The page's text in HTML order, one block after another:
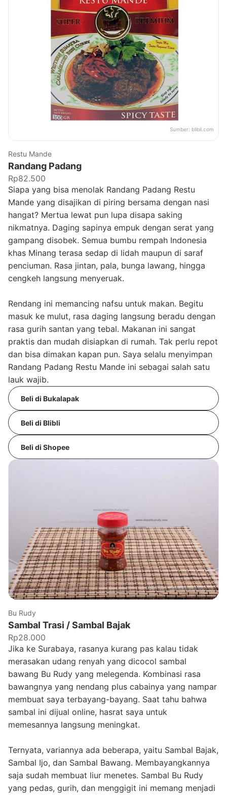
Sumber: blibli.com
Restu Mande
Randang Padang
Rp82.500
Siapa yang bisa menolak Randang Padang Restu
Mande yang disajikan di piring bersama dengan nasi
hangat? Mertua lewat pun lupa disapa saking
nikmatnya. Daging sapinya empuk dengan serat yang
gampang disobek. Semua bumbu rempah Indonesia
khas Minang terasa sedap di lidah maupun di saraf
penciuman. Rasa jintan, pala, bunga lawang, hingga
cengkeh langsung menyeruak.
Rendang ini memancing nafsu untuk makan. Begitu
masuk ke mulut, rasa daging langsung beradu dengan
rasa gurih santan yang tebal. Makanan ini sangat
praktis dan mudah disiapkan di rumah. Tak perlu repot
dan bisa dimakan kapan pun. Saya selalu menyimpan
Randang Padang Restu Mande ini sebagai salah satu
lauk wajib.
Beli di Bukalapak
Beli di Blibli
Beli di Shopee
Sumber:depotburudy.com
Bu Rudy
Sambal Trasi / Sambal Bajak
Rp28.000
Jika ke Surabaya, rasanya kurang pas kalau tidak
merasakan udang renyah yang dicocol sambal
bawang Bu Rudy yang melegenda. Kombinasi rasa
bawangnya yang nendang plus cabainya yang nampar
membuat saya terbayang-bayang. Saat tahu bahwa
sambal ini dijual online, hasrat saya untuk
memesannya langsung meningkat.
Ternyata, variannya ada beberapa, yaitu Sambal Bajak,
Sambal Ijo, dan Sambal Bawang. Membayangkannya
saja sudah membuat liur menetes. Sambal Bu Rudy
yang pedas, gurih, dan menggigit ini memang menjadi